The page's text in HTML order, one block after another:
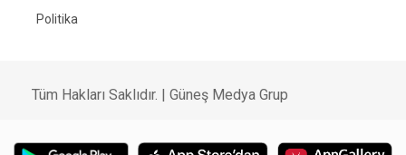
Politika
Tüm Hakları Saklıdır. | Güneş Medya Grup